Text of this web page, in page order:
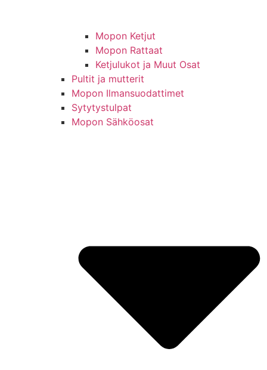
Mopon Ketjut
Mopon Rattaat
Ketjulukot ja Muut Osat
Pultit ja mutterit
Mopon Ilmansuodattimet
Sytytystulpat
Mopon Sähköosat